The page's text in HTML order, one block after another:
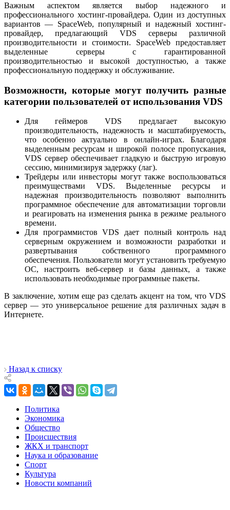
Важным аспектом является выбор надежного и
профессионального хостинг-провайдера. Один из доступных
вариантов — SpaceWeb, популярный и надежный хостинг-
провайдер, предлагающий VDS серверы различной
производительности и стоимости. SpaceWeb предоставляет
выделенные серверы с гарантированной
производительностью и высокой доступностью, а также
профессиональную поддержку и обслуживание.
Возможности, которые могут получить разные
категории пользователей от использования VDS
Для геймеров VDS предлагает высокую
производительность, надежность и масштабируемость,
что особенно актуально в онлайн-играх. Благодаря
выделенным ресурсам и широкой полосе пропускания,
VDS сервер обеспечивает гладкую и быструю игровую
сессию, минимизируя задержку (лаг).
Трейдеры или инвесторы могут также воспользоваться
преимуществами VDS. Выделенные ресурсы и
надежная производительность позволяют выполнить
программное обеспечение для автоматизации торговли
и реагировать на изменения рынка в режиме реального
времени.
Для программистов VDS дает полный контроль над
серверным окружением и возможности разработки и
развертывания собственного программного
обеспечения. Пользователи могут установить требуемую
ОС, настроить веб-сервер и базы данных, а также
использовать необходимые программные пакеты.
В заключение, хотим еще раз сделать акцент на том, что VDS
сервер — это универсальное решение для различных задач в
Интернете.
Назад к списку
Политика
Экономика
Общество
Происшествия
ЖКХ и транспорт
Наука и образование
Спорт
Культура
Новости компаний